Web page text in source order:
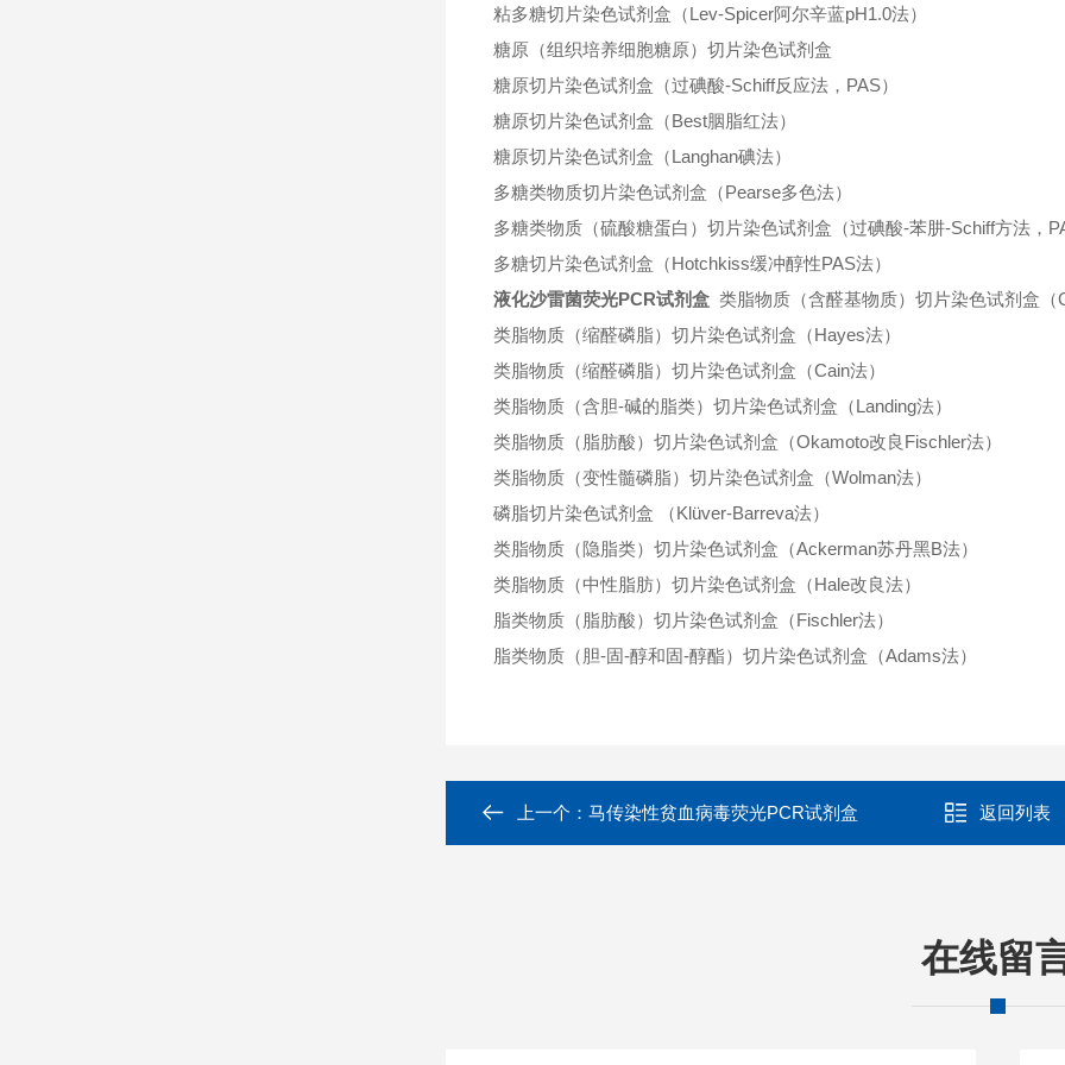
粘多糖切片染色试剂盒（Lev-Spicer阿尔辛蓝pH1.0法）
糖原（组织培养细胞糖原）切片染色试剂盒
糖原切片染色试剂盒（过碘酸-Schiff反应法，PAS）
糖原切片染色试剂盒（Best胭脂红法）
糖原切片染色试剂盒（Langhan碘法）
多糖类物质切片染色试剂盒（Pearse多色法）
多糖类物质（硫酸糖蛋白）切片染色试剂盒（过碘酸-苯肼-Schiff方法，
多糖切片染色试剂盒（Hotchkiss缓冲醇性PAS法）
液化沙雷菌荧光PCR试剂盒类脂物质（含醛基物质）切片染色试剂盒（
类脂物质（缩醛磷脂）切片染色试剂盒（Hayes法）
类脂物质（缩醛磷脂）切片染色试剂盒（Cain法）
类脂物质（含胆-碱的脂类）切片染色试剂盒（Landing法）
类脂物质（脂肪酸）切片染色试剂盒（Okamoto改良Fischler法）
类脂物质（变性髓磷脂）切片染色试剂盒（Wolman法）
磷脂切片染色试剂盒 （Klüver-Barreva法）
类脂物质（隐脂类）切片染色试剂盒（Ackerman苏丹黑B法）
类脂物质（中性脂肪）切片染色试剂盒（Hale改良法）
脂类物质（脂肪酸）切片染色试剂盒（Fischler法）
脂类物质（胆-固-醇和固-醇酯）切片染色试剂盒（Adams法）
上一个：马传染性贫血病毒荧光PCR试剂盒 返回列表
在线留